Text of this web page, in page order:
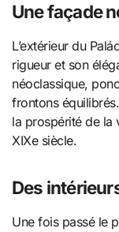
Une façade
L’extérieur du
rigueur et son
néoclassique,
frontons
la prospérité de la
XIXe siècle.
Des
Une fois passé le